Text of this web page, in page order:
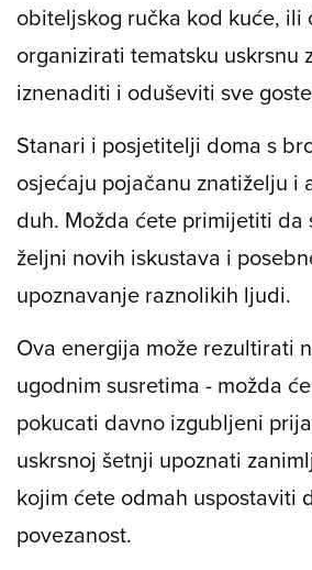
obiteljskog ručka kod kuće, ili
organizirati tematsku uskrsnu
iznenaditi i oduševiti sve
Stanari i posjetitelji doma s
osjećaju pojačanu znatiželju i
duh. Možda ćete primijetiti da
željni novih iskustava i
upoznavanje raznolikih ljudi.
Ova energija može rezultirati
ugodnim susretima - možda
pokucati davno izgubljeni
uskrsnoj šetnji upoznati
kojim ćete odmah uspostaviti
povezanost.